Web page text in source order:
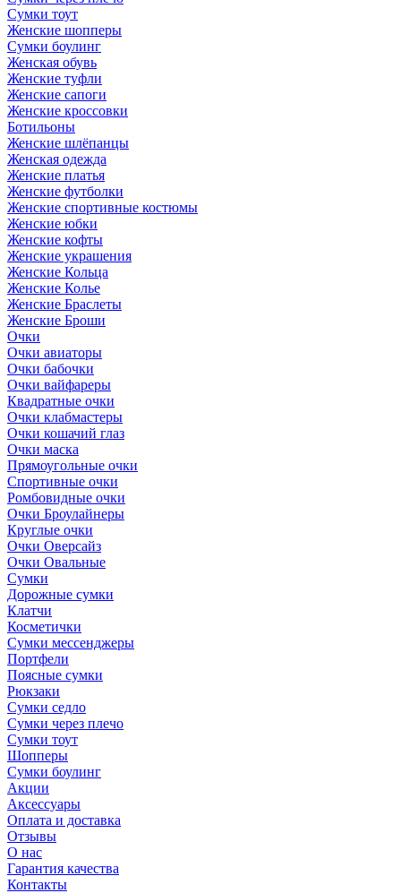
Сумки тоут
Женские шопперы
Сумки боулинг
Женская обувь
Женские туфли
Женские сапоги
Женские кроссовки
Ботильоны
Женские шлёпанцы
Женская одежда
Женские платья
Женские футболки
Женские спортивные костюмы
Женские юбки
Женские кофты
Женские украшения
Женские Кольца
Женские Колье
Женские Браслеты
Женские Броши
Очки
Очки авиаторы
Очки бабочки
Очки вайфареры
Квадратные очки
Очки клабмастеры
Очки кошачий глаз
Очки маска
Прямоугольные очки
Спортивные очки
Ромбовидные очки
Очки Броулайнеры
Круглые очки
Очки Оверсайз
Очки Овальные
Сумки
Дорожные сумки
Клатчи
Косметички
Сумки мессенджеры
Портфели
Поясные сумки
Рюкзаки
Сумки седло
Сумки через плечо
Сумки тоут
Шопперы
Сумки боулинг
Акции
Аксессуары
Оплата и доставка
Отзывы
О нас
Гарантия качества
Контакты